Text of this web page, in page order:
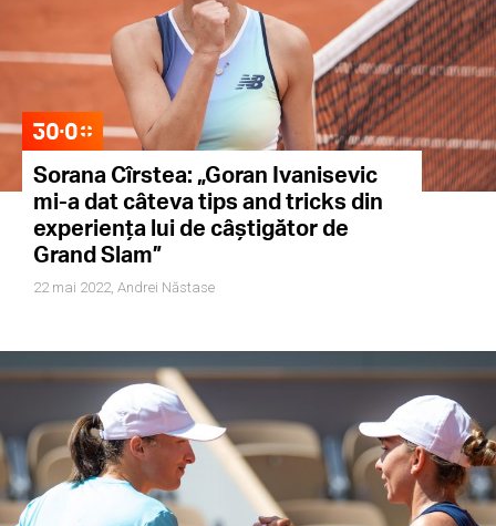
Sorana Cîrstea: „Goran Ivanisevic
mi-a dat câteva tips and tricks din
experiența lui de câștigător de
Grand Slam”
22 mai 2022, Andrei Năstase